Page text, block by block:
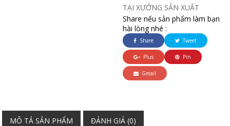
TẠI XƯỞNG SẢN XUẤT
Share nếu sản phẩm làm bạn
hài lòng nhé :
Share Tweet
Plus Pin
Gmail
MÔ TẢ SẢN PHẨM ĐÁNH GIÁ (0)